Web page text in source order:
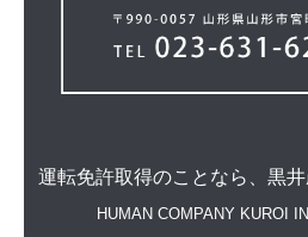
運転免許取得のことなら、 黒
HUMAN COMPANY KUROI